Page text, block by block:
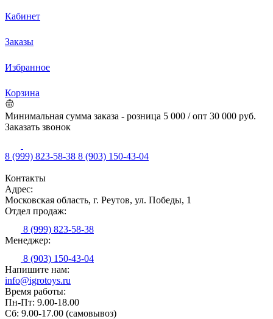
Кабинет
Заказы
Избранное
Корзина
Минимальная сумма заказа - розница 5 000 / опт 30 000 руб.
Заказать звонок
8 (999) 823-58-38 8 (903) 150-43-04
Контакты
Адрес:
Московская область, г. Реутов, ул. Победы, 1
Отдел продаж:
8 (999) 823-58-38
Менеджер:
8 (903) 150-43-04
Напишите нам:
info@igrotoys.ru
Время работы:
Пн-Пт: 9.00-18.00
Сб: 9.00-17.00 (самовывоз)